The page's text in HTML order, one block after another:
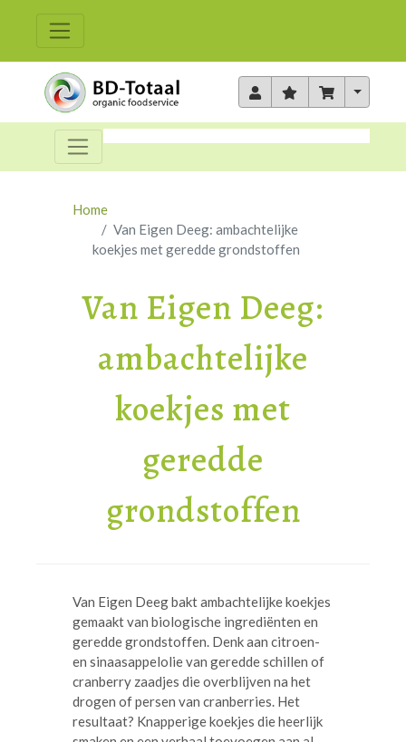
Toggle
Home
Van Eigen Deeg: ambachtelijke
koekjes met geredde grondstoffen
Van Eigen Deeg:
ambachtelijke
koekjes met
geredde
grondstoffen
Van Eigen Deeg bakt ambachtelijke koekjes
gemaakt van biologische ingrediënten en
geredde grondstoffen. Denk aan citroen-
en sinaasappelolie van geredde schillen of
cranberry zaadjes die overblijven na het
drogen of persen van cranberries. Het
resultaat? Knapperige koekjes die heerlijk